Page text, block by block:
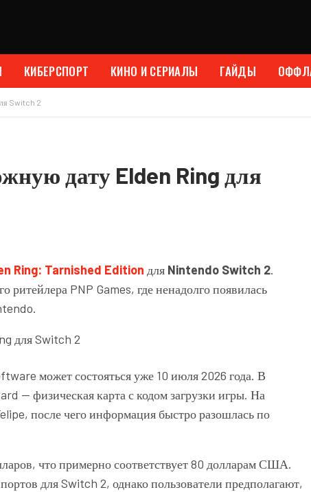
КИБЕРСПОРТ КИНО И СЕРИАЛЫ ГАЙДЫ
Switch 2
дату Elden Ring для
Ring: Tarnished Edition для Nintendo Switch 2.
PNP Games, где ненадолго появилась
может состояться уже 10 июля 2026 года. В
— физическая карта с кодом загрузки игры. На
после чего информация быстро разошлась по
что примерно соответствует 80 долларам США.
для Switch 2, однако пользователи предполагают,